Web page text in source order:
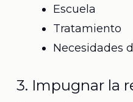
Escuela
Tratamiento
Necesidades
3. Impugnar la